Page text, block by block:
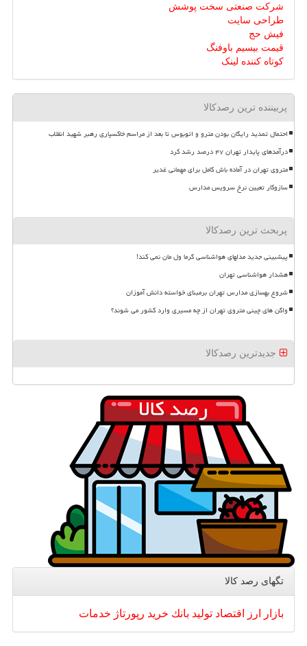
شرکت صنعتی سخت پوشش
طراحی سایت
فیش حج
قیمت بیسیم باوفنگ
کوتاه کننده لینک
پربیننده ترین رصدکالا
احتمال تمدید رایگان بودن مترو و اتوبوس تا بعد از مراسم خاکسپاری رهبر شهید انقلاب
درآمدهای پایدار تهران ۴۷ درصد رشد کرد
متروی تهران در آماده باش کامل برای مهمانی غدیر
سازوکار تعیین نرخ سرویس مدارس
پربحث ترین رصدکالا
پیشبینی جدید مدلهای هواشناسی گرما ول مان نمی کند!
هشدار هواشناسی تهران
شروع بهسازی مدارس تهران برمبنای خواسته دانش آموزان
واگن های چینی متروی تهران از چه مسیری وارد کشور می شوند؟
جدیدترین رصدکالا
تگهای رصد كالا
بازار ارز اقتصاد تولید بانك خرید رپورتاژ خدمات